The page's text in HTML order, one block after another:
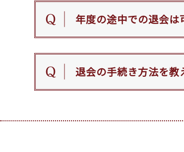
年度の途中での退会は
退会の手続き方法を教